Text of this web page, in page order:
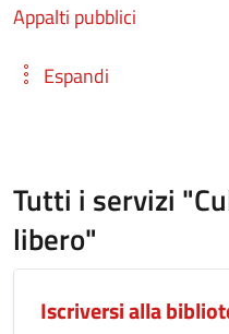
Appalti pubblici
Espandi
Tutti i servizi
libero"
Iscriversi alla